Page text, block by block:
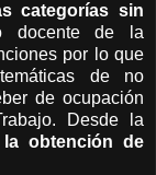
categorías sin
docente de la
por lo que
de no
de ocupación
Desde la
obtención de